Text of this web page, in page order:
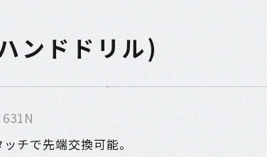
ンドドリル)
631N
チで先端交換可能。